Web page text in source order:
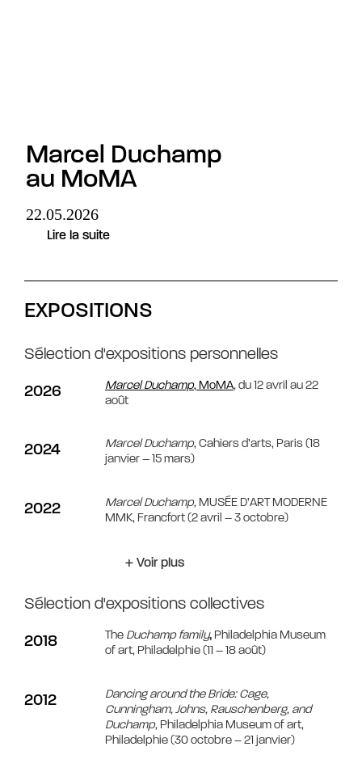
Marcel Duchamp
au MoMA
22.05.2026
Lire la suite
EXPOSITIONS
Sélection d'expositions personnelles
2026 Marcel Duchamp, MoMA, du 12 avril au 22
août
2024 Marcel Duchamp, Cahiers d’arts, Paris (18
janvier – 15 mars)
2022 Marcel Duchamp, MUSÉE D’ART MODERNE
MMK, Francfort (2 avril – 3 octobre)
+ Voir plus
Sélection d'expositions collectives
2018 The Duchamp family, Philadelphia Museum
of art, Philadelphie (11 – 18 août)
2012
Dancing around the Bride: Cage,
Cunningham, Johns, Rauschenberg, and
Duchamp, Philadelphia Museum of art,
Philadelphie (30 octobre – 21 janvier)